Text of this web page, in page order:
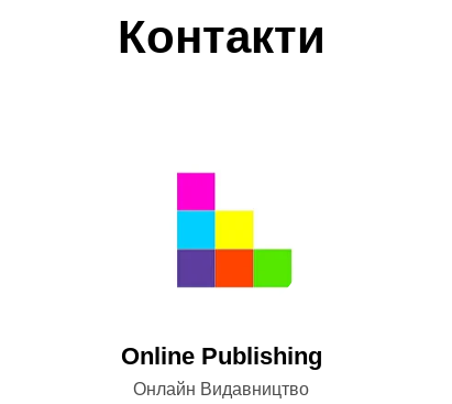
Контакти
Оnline Publishing
Онлайн Видавництво